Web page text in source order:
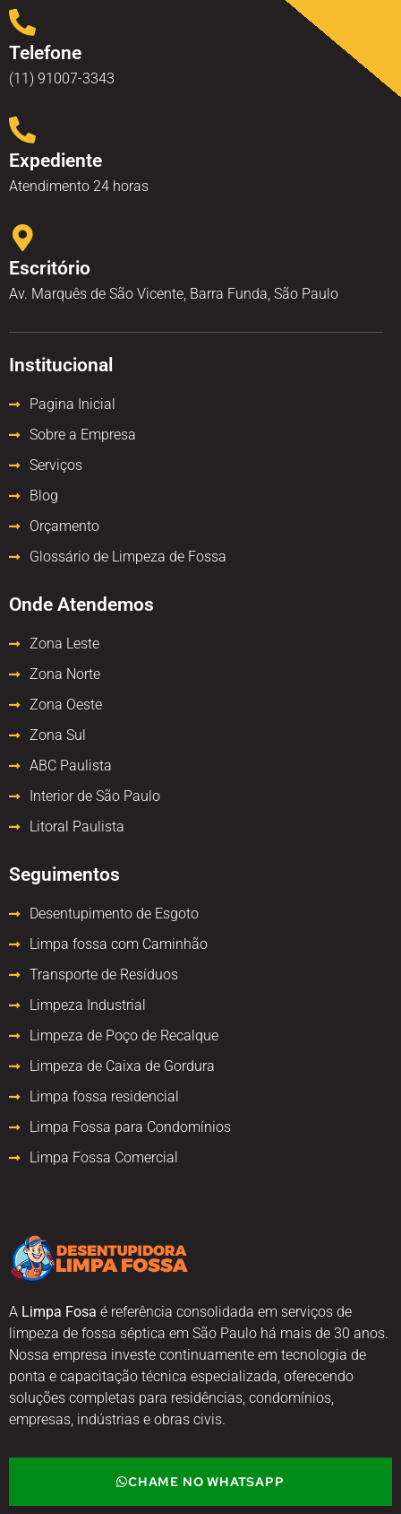
A Limpa Fosa é referência consolidada em serviços de
limpeza de fossa séptica em São Paulo há mais de 30 anos.
Nossa empresa investe continuamente em tecnologia de
ponta e capacitação técnica especializada, oferecendo
soluções completas para residências, condomínios,
empresas, indústrias e obras civis.
CHAME NO WHATSAPP
Telefone
(11) 91007-3343
Expediente
Atendimento 24 horas
Escritório
Av. Marquês de São Vicente, Barra Funda, São Paulo
Institucional
Pagina Inicial
Sobre a Empresa
Serviços
Blog
Orçamento
Glossário de Limpeza de Fossa
Onde Atendemos
Zona Leste
Zona Norte
Zona Oeste
Zona Sul
ABC Paulista
Interior de São Paulo
Litoral Paulista
Seguimentos
Desentupimento de Esgoto
Limpa fossa com Caminhão
Transporte de Resíduos
Limpeza Industrial
Limpeza de Poço de Recalque
Limpeza de Caixa de Gordura
Limpa fossa residencial
Limpa Fossa para Condomínios
Limpa Fossa Comercial